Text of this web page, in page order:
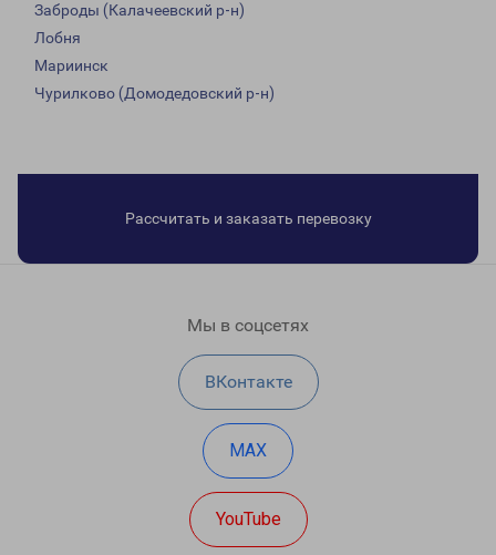
Заброды (Калачеевский р-н)
Лобня
Мариинск
Чурилково (Домодедовский р-н)
Рассчитать и заказать перевозку
Мы в соцсетях
ВКонтакте
MAX
YouTube